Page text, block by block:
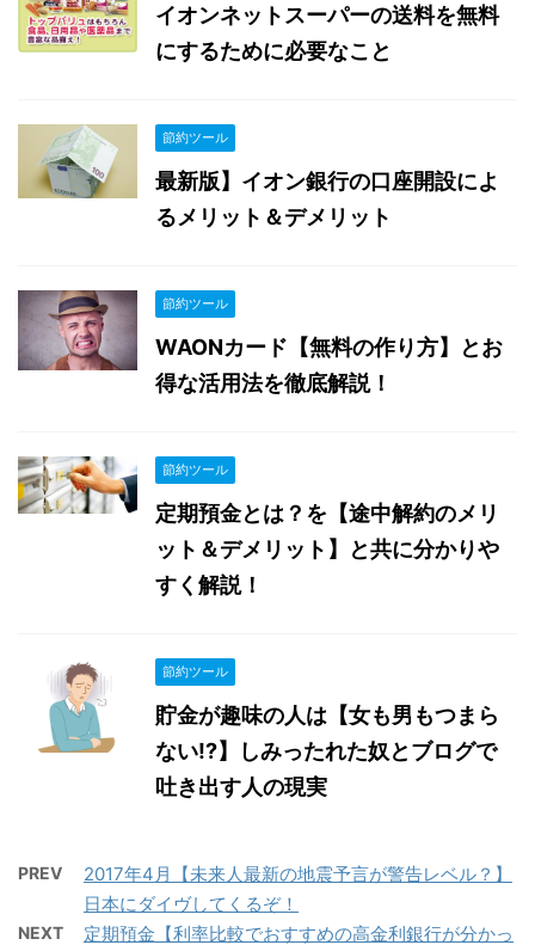
イオンネットスーパーの送料を無料
にするために必要なこと
節約ツール
最新版】イオン銀行の口座開設によ
るメリット＆デメリット
節約ツール
WAONカード【無料の作り方】とお
得な活用法を徹底解説！
節約ツール
定期預金とは？を【途中解約のメリ
ット＆デメリット】と共に分かりや
すく解説！
節約ツール
貯金が趣味の人は【女も男もつまら
ない!?】しみったれた奴とブログで
吐き出す人の現実
PREV
2017年4月【未来人最新の地震予言が警告レベル？】
日本にダイヴしてくるぞ！
NEXT 定期預金【利率比較でおすすめの高金利銀行が分かっ